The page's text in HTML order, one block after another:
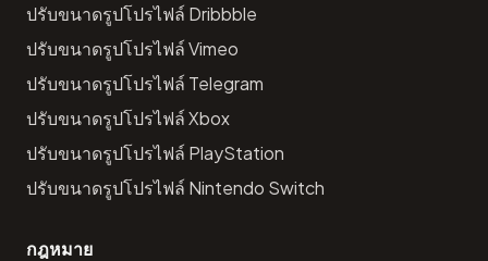
ปรับขนาดรูปโปรไฟล์ Dribbble
ปรับขนาดรูปโปรไฟล์ Vimeo
ปรับขนาดรูปโปรไฟล์ Telegram
ปรับขนาดรูปโปรไฟล์ Xbox
ปรับขนาดรูปโปรไฟล์ PlayStation
ปรับขนาดรูปโปรไฟล์ Nintendo Switch
กฎหมาย